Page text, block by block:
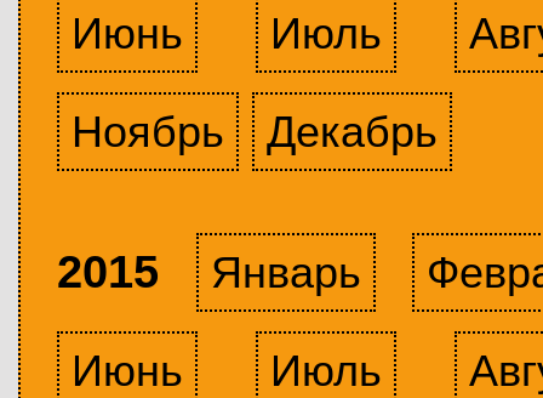
Июнь
Июль
Ноябрь
Декабрь
2015 Январь
Июнь
Июль